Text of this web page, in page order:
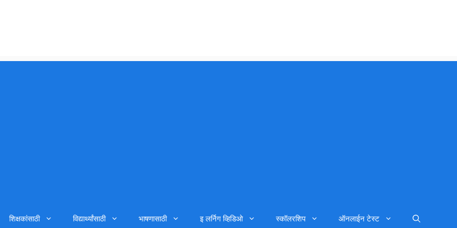
शिक्षकांसाठी विद्यार्थ्यांसाठी भाषणासाठी इ लर्निग व्हिडिओ स्कॉलरशिप ऑनलाईन टेस्ट